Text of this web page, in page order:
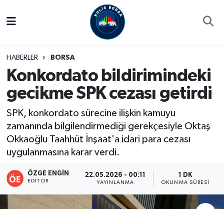
HABERLER BORSA
Konkordato bildirimindeki
gecikme SPK cezası getirdi
SPK, konkordato sürecine ilişkin kamuyu
zamanında bilgilendirmediği gerekçesiyle Oktaş
Okkaoğlu Taahhüt İnşaat'a idari para cezası
uygulanmasına karar verdi.
ÖZGE ENGIN
EDITÖR
22.05.2026 - 00:11
YAYINLANMA
1 DK
OKUNMA SÜRESI
Kulis Haber
Halka Arzlar
Ekonomi
Süper Lig Puan Durumu ve Fikstür
Tüm Manşetler
Son Dakika Haberleri